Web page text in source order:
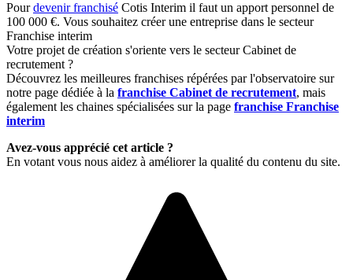
Pourdevenir franchisé Cotis Interim il faut un apport personnel de
100 000 €. Vous souhaitez créer une entreprise dans le secteur
Franchise interim
Votre projet de création s'oriente vers le secteur Cabinet de
recrutement ?
Découvrez les meilleures franchises répérées par l'observatoire sur
notre page dédiée à la franchise Cabinet de recrutement, mais
également les chaines spécialisées sur la page franchise Franchise
interim
Avez-vous apprécié cet article ?
En votant vous nous aidez à améliorer la qualité du contenu du site.